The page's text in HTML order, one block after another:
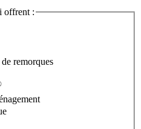
offrent :
remorques